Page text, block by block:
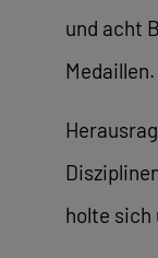
und acht
Medaillen.
holte sich